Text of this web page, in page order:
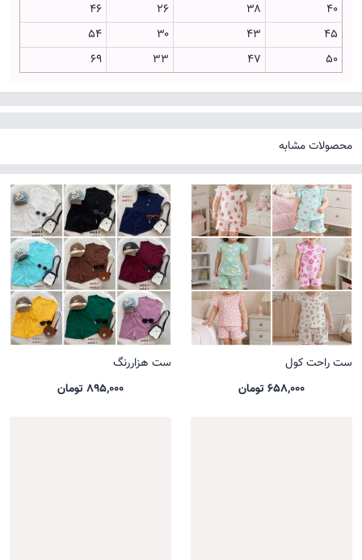
۴۰
۳۸ ۲۶
۴۶
۴۵
۴۳ ۳۰
۵۴
۵۰
۴۷ ۳۳ ۶۹
محصولات مشابه
ست راحت کول
658,000 تومان
ست هزاررنگ
895,000 تومان